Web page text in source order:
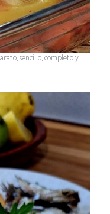
sencillo, completo y